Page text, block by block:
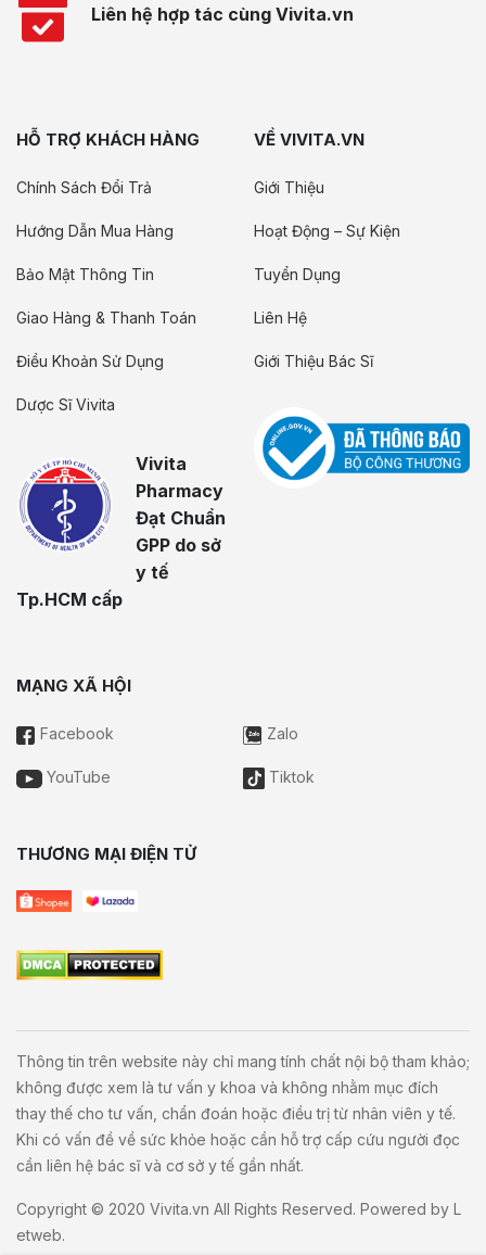
Liên hệ hợp tác cùng Vivita.vn
HỖ TRỢ KHÁCH HÀNG
Chính Sách Đổi Trả
Hướng Dẫn Mua Hàng
Bảo Mật Thông Tin
Giao Hàng & Thanh Toán
Điều Khoản Sử Dụng
Dược Sĩ Vivita
Vivita
Pharmacy
Đạt Chuẩn
GPP do sở
y tế
Tp.HCM cấp
VỀ VIVITA.VN
Giới Thiệu
Hoạt Động – Sự Kiện
Tuyển Dụng
Liên Hệ
Giới Thiệu Bác Sĩ
MẠNG XÃ HỘI
Facebook Zalo
YouTube Tiktok
THƯƠNG MẠI ĐIỆN TỬ
Thông tin trên website này chỉ mang tính chất nội bộ tham khảo;
không được xem là tư vấn y khoa và không nhằm mục đích
thay thế cho tư vấn, chẩn đoán hoặc điều trị từ nhân viên y tế.
Khi có vấn đề về sức khỏe hoặc cần hỗ trợ cấp cứu người đọc
cần liên hệ bác sĩ và cơ sở y tế gần nhất.
Copyright © 2020 Vivita.vn All Rights Reserved. Powered by L
etweb.